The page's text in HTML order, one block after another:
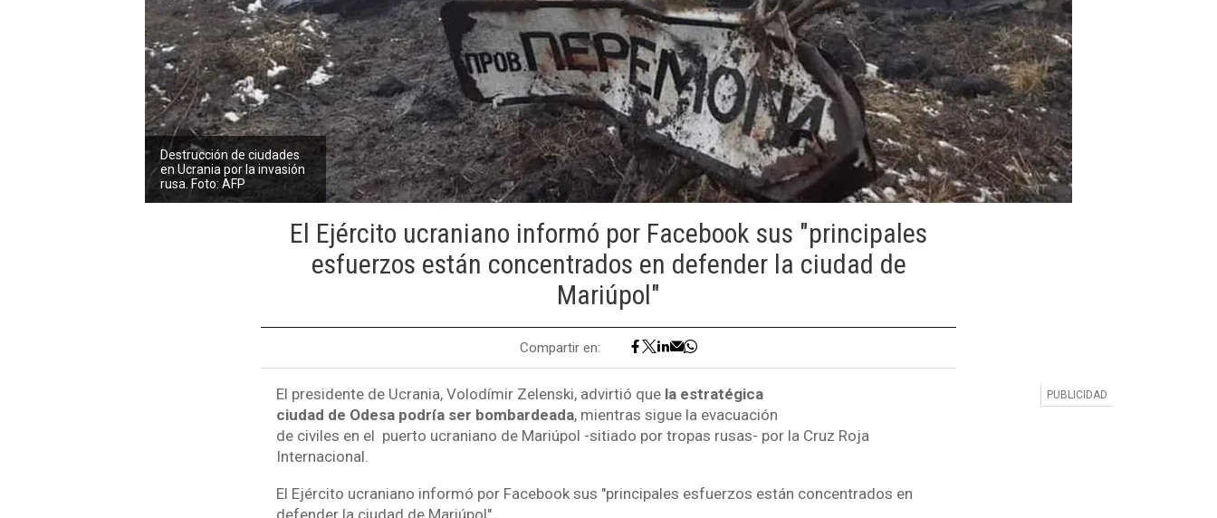
Destrucción de ciudades
en Ucrania por la invasión
rusa. Foto: AFP
El Ejército ucraniano informó por Facebook sus "principales
esfuerzos están concentrados en defender la ciudad de
Mariúpol"
Compartir en:
El presidente de Ucrania, Volodímir Zelenski, advirtió que la estratégica
ciudad de Odesa podría ser bombardeada, mientras sigue la evacuación
de civiles en el puerto ucraniano de Mariúpol -sitiado por tropas rusas- por la Cruz Roja
Internacional.
El Ejército ucraniano informó por Facebook sus "principales esfuerzos están concentrados en
defender la ciudad de Mariúpol".